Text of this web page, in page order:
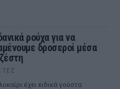
ρούχα για να
δροσεροί μέσα
έχει ειδικά γούστα